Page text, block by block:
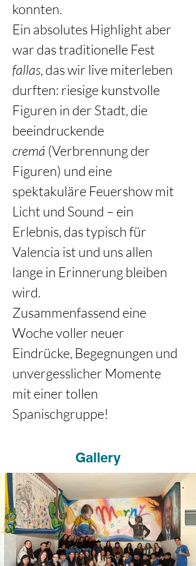
konnten.
Ein absolutes Highlight aber
war das traditionelle Fest
fallas, das wir live miterleben
durften: riesige kunstvolle
Figuren in der Stadt, die
beeindruckende
cremá (Verbrennung der
Figuren) und eine
spektakuläre Feuershow mit
Licht und Sound – ein
Erlebnis, das typisch für
Valencia ist und uns allen
lange in Erinnerung bleiben
wird.
Zusammenfassend eine
Woche voller neuer
Eindrücke, Begegnungen und
unvergesslicher Momente
mit einer tollen
Spanischgruppe!
Gallery